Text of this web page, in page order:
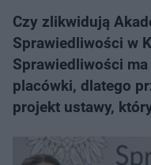
Czy zlikwidują
Sprawiedliwości w
Sprawiedliwości
placówki, dlatego
projekt ustawy,